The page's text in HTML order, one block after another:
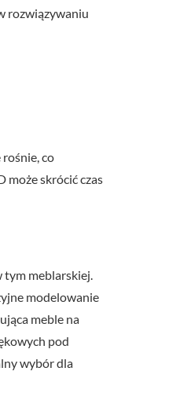
rozwiązywaniu
co
może skrócić czas
tym meblarskiej.
modelowanie
meble na
pod
wybór dla